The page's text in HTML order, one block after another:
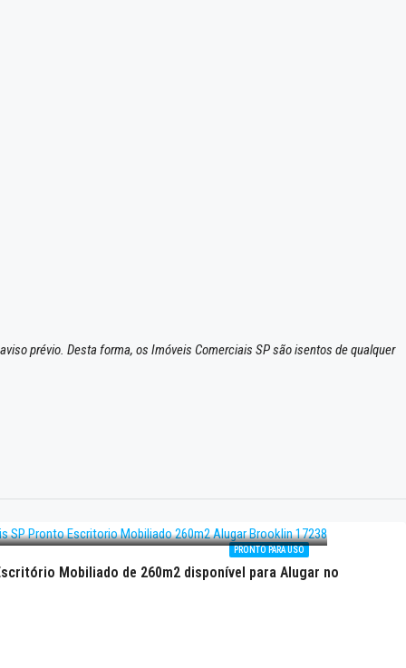
prévio. Desta forma, os Imóveis Comerciais SP são isentos de qualquer
PRONTO PARA USO
Mobiliado de 260m2 disponível para Alugar no